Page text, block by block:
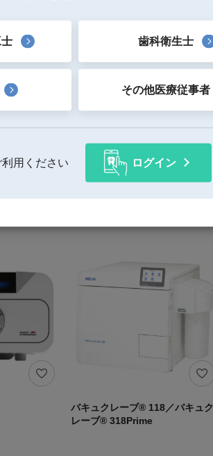
バキュクレーブ® 118／バキュク
レーブ® 318Prime
歯科衛生士
その他医療従事者
用ください ログイン